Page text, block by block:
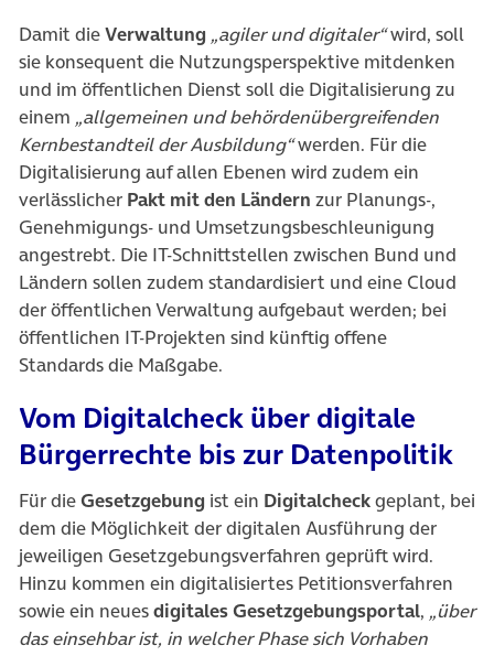
Damit dieVerwaltung „agiler und digitaler“wird, soll
sie konsequent die Nutzungsperspektive mitdenken
und im öffentlichen Dienst soll die Digitalisierung zu
einem „allgemeinen und behördenübergreifenden
Kernbestandteil der Ausbildung“werden. Für die
Digitalisierung auf allen Ebenen wird zudem ein
verlässlicher Pakt mit den Ländern zur Planungs-,
Genehmigungs- und Umsetzungsbeschleunigung
angestrebt. Die IT-Schnittstellen zwischen Bund und
Ländern sollen zudem standardisiert und eine Cloud
der öffentlichen Verwaltung aufgebaut werden; bei
öffentlichen IT-Projekten sind künftig offene
Standards die Maßgabe.
Vom Digitalcheck über digitale
Bürgerrechte bis zur Datenpolitik
Für dieGesetzgebung ist ein Digitalcheckgeplant, bei
dem die Möglichkeit der digitalen Ausführung der
jeweiligen Gesetzgebungsverfahren geprüft wird.
Hinzu kommen ein digitalisiertes Petitionsverfahren
sowie ein neuesdigitales Gesetzgebungsportal, „über
das einsehbar ist, in welcher Phase sich Vorhaben